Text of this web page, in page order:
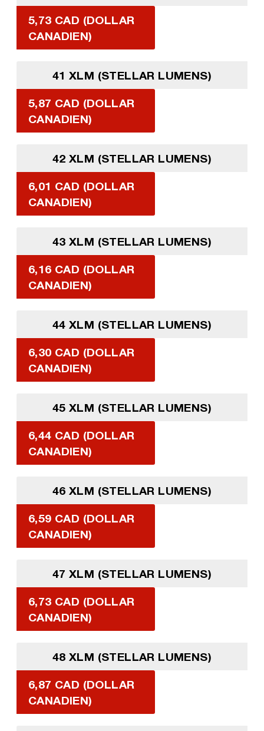
5,73 CAD (DOLLAR
CANADIEN)
41 XLM (STELLAR LUMENS)
5,87 CAD (DOLLAR
CANADIEN)
42 XLM (STELLAR LUMENS)
6,01 CAD (DOLLAR
CANADIEN)
43 XLM (STELLAR LUMENS)
6,16 CAD (DOLLAR
CANADIEN)
44 XLM (STELLAR LUMENS)
6,30 CAD (DOLLAR
CANADIEN)
45 XLM (STELLAR LUMENS)
6,44 CAD (DOLLAR
CANADIEN)
46 XLM (STELLAR LUMENS)
6,59 CAD (DOLLAR
CANADIEN)
47 XLM (STELLAR LUMENS)
6,73 CAD (DOLLAR
CANADIEN)
48 XLM (STELLAR LUMENS)
6,87 CAD (DOLLAR
CANADIEN)